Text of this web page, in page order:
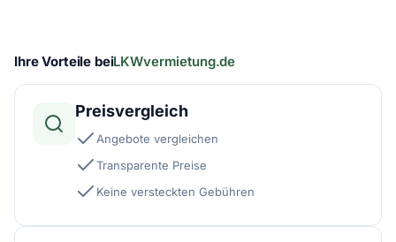
Ihre Vorteile beiLKWvermietung.de
Preisvergleich
Angebote vergleichen
Transparente Preise
Keine versteckten Gebühren